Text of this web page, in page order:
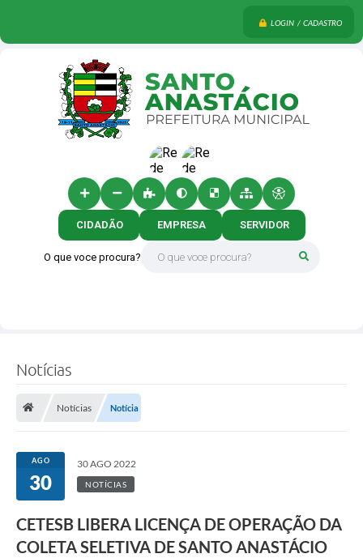
LOGIN / CADASTRO
O que voce procura?
CIDADÃO EMPRESA SERVIDOR
Notícias
Notícias Notícia
AGO
30
30 AGO 2022
NOTÍCIAS
CETESB LIBERA LICENÇA DE OPERAÇÃO DA
COLETA SELETIVA DE SANTO ANASTÁCIO